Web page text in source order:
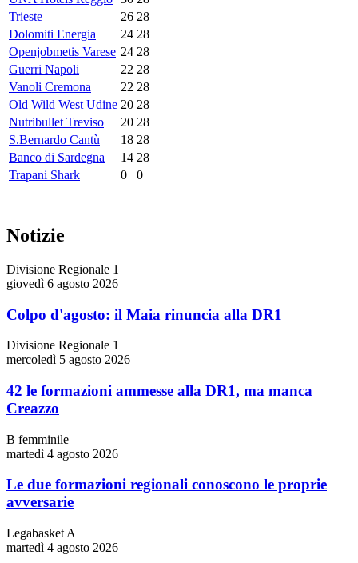
Trieste
26 28
Dolomiti Energia
24 28
Openjobmetis Varese 24 28
Guerri Napoli
22 28
Vanoli Cremona
22 28
Old Wild West Udine 20 28
Nutribullet Treviso
20 28
S.Bernardo Cantù
18 28
Banco di Sardegna
14 28
Trapani Shark
0 0
Notizie
Divisione Regionale 1
giovedì 6 agosto 2026
Colpo d'agosto: il Maia rinuncia alla DR1
Divisione Regionale 1
mercoledì 5 agosto 2026
42 le formazioni ammesse alla DR1, ma manca
Creazzo
B femminile
martedì 4 agosto 2026
Le due formazioni regionali conoscono le proprie
avversarie
Legabasket A
martedì 4 agosto 2026